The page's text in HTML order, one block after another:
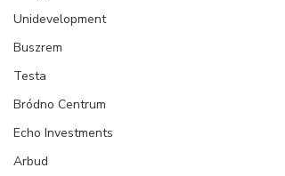
Unidevelopment
Buszrem
Testa
Bródno Centrum
Echo Investments
Arbud